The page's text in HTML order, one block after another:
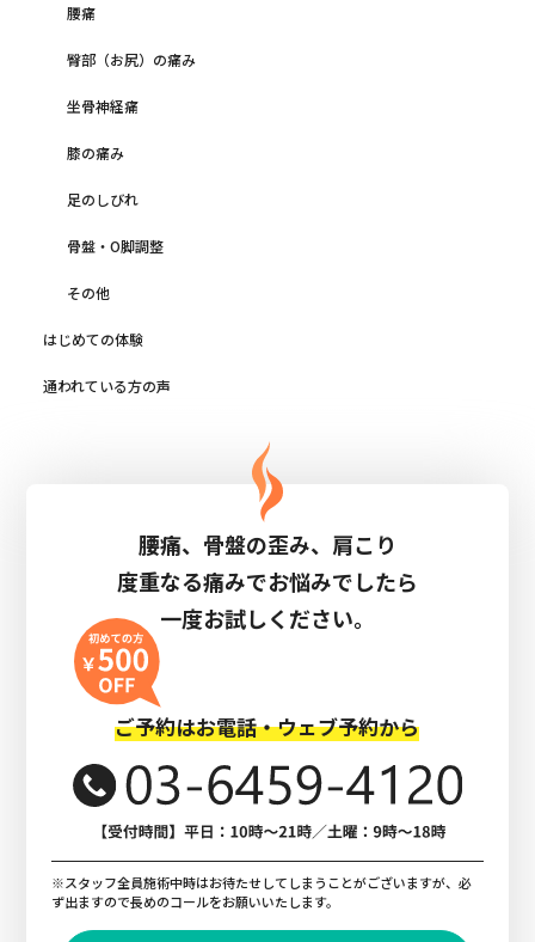
腰痛
臀部（お尻）の痛み
坐骨神経痛
膝の痛み
足のしびれ
骨盤・O脚調整
その他
はじめての体験
通われている方の声
腰痛、骨盤の歪み、肩こり
度重なる痛みでお悩みでしたら
一度お試しください。
ご予約はお電話・ウェブ予約から
※スタッフ全員施術中時はお待たせしてしまうことがございますが、必
ず出ますので長めのコールをお願いいたします。